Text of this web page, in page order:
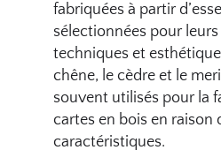
fabriquées à partir
sélectionnées pour
techniques et
chêne, le cèdre et le
souvent utilisés pour la
cartes en bois en raison
caractéristiques.